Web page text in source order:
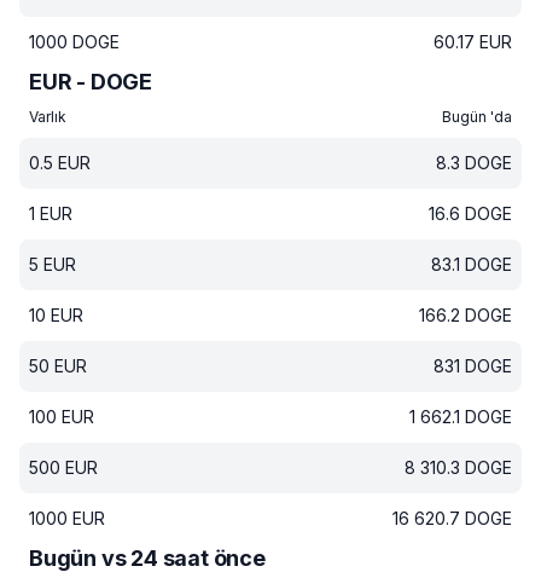
1000 DOGE 60.17 EUR
EUR - DOGE
Varlık Bugün 'da
0.5 EUR 8.3 DOGE
1 EUR 16.6 DOGE
5 EUR 83.1 DOGE
10 EUR 166.2 DOGE
50 EUR 831 DOGE
100 EUR 1 662.1 DOGE
500 EUR 8 310.3 DOGE
1000 EUR 16 620.7 DOGE
Bugün vs 24 saat önce